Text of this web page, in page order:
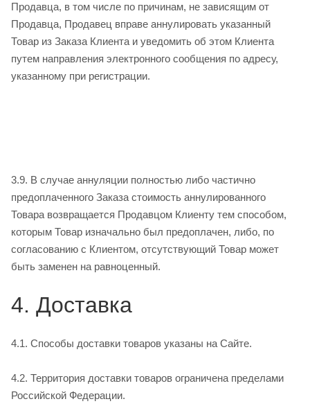
Продавца, в том числе по причинам, не зависящим от
Продавца, Продавец вправе аннулировать указанный
Товар из Заказа Клиента и уведомить об этом Клиента
путем направления электронного сообщения по адресу,
указанному при регистрации.
3.9. В случае аннуляции полностью либо частично
предоплаченного Заказа стоимость аннулированного
Товара возвращается Продавцом Клиенту тем способом,
которым Товар изначально был предоплачен, либо, по
согласованию с Клиентом, отсутствующий Товар может
быть заменен на равноценный.
4. Доставка
4.1. Способы доставки товаров указаны на Сайте.
4.2. Территория доставки товаров ограничена пределами
Российской Федерации.